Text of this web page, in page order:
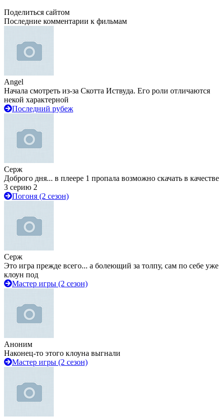
Поделиться сайтом
Последние комментарии к фильмам
Angel
Начала смотреть из-за Скотта Иствуда. Его роли отличаются
некой характерной
Последний рубеж
Серж
Доброго дня... в плеере 1 пропала возможно скачать в качестве
3 серию 2
Погоня (2 сезон)
Серж
Это игра прежде всего... а болеющий за толпу, сам по себе уже
клоун под
Мастер игры (2 сезон)
Аноним
Наконец-то этого клоуна выгнали
Мастер игры (2 сезон)